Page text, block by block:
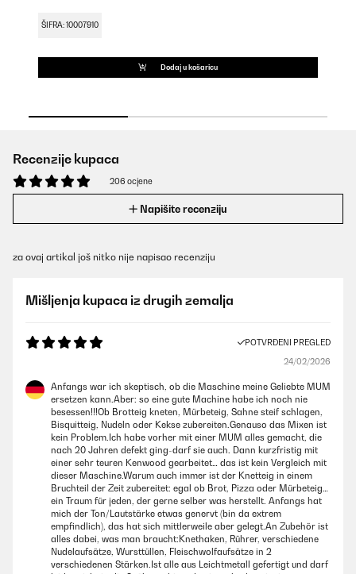
ŠIFRA: 10007910
Dodaj u košaricu
Recenzije kupaca
206 ocjene
Napišite recenziju
za ovaj artikal još nitko nije napisao recenziju
Mišljenja kupaca iz drugih zemalja
POTVRĐENI PREGLED
24/02/2026
Anfangs war ich skeptisch, ob die Maschine meine Geliebte MUM
ersetzen kann.Aber: so eine gute Machine habe ich noch nie
besessen!!!Ob Brotteig kneten, Mürbeteig, Sahne steif schlagen,
Bisquitteig, Nudeln oder Kekse zubereiten.Genauso das Mixen ist
kein Problem.Ich habe vorher mit einer MUM alles gemacht, die
nach 20 Jahren defekt ging-darf sie auch. Dann kurzfristig mit
einer sehr teuren Kenwood gearbeitet… das ist kein Vergleich mit
dieser Maschine.Warum auch immer ist der Knetteig in einem
Bruchteil der Zeit zubereitet: egal ob Brot, Pizza oder Mürbeteig…
ein Traum für jeden, der gerne selber was herstellt. Anfangs hat
mich der Ton/Lautstärke etwas genervt (bin da extrem
empfindlich), das hat sich mittlerweile aber gelegt.An Zubehör ist
alles dabei, was man braucht:Knethaken, Rührer, verschiedene
Nudelaufsätze, Wursttüllen, Fleischwolfaufsätze in 2
verschiedenen Stärken.Ist alle aus Leichtmetall gefertigt und darf